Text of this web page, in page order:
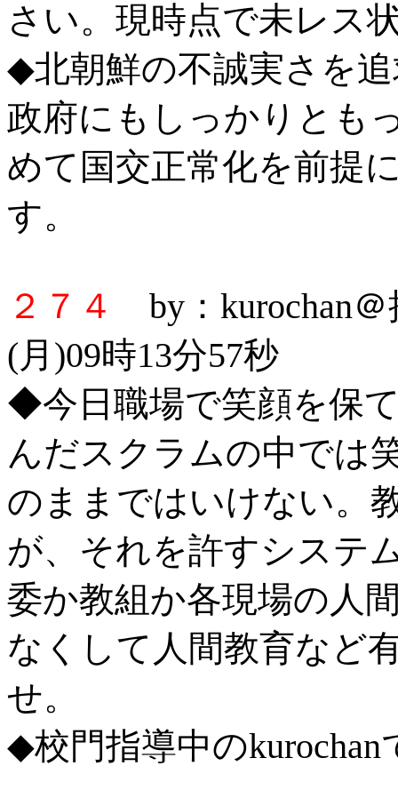
さい。現時点で未レス
◆北朝鮮の不誠実さを
政府にもしっかりとも
めて国交正常化を前提
す。
２７４
by：kurochan
(月)09時13分57秒
◆今日職場で笑顔を保
んだスクラムの中では
のままではいけない。
が、それを許すシステ
委か教組か各現場の人
なくして人間教育など
せ。
◆校門指導中のkurochan